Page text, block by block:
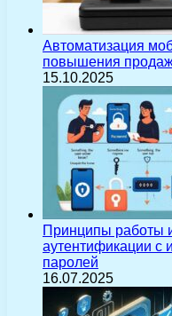
Автоматизация
повышения продаж
15.10.2025
Принципы работы
аутентификации с
паролей
16.07.2025